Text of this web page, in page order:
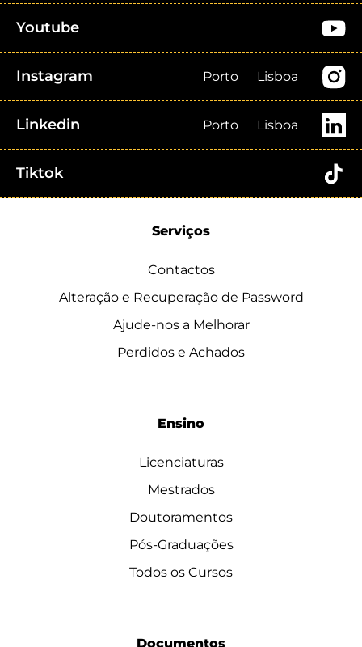
Youtube
Instagram Porto Lisboa
Linkedin Porto Lisboa
Tiktok
Serviços
Contactos
Alteração e Recuperação de Password
Ajude-nos a Melhorar
Perdidos e Achados
Ensino
Licenciaturas
Mestrados
Doutoramentos
Pós-Graduações
Todos os Cursos
Documentos